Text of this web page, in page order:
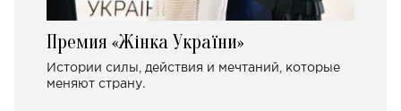
Премия «Жінка України»
Истории силы, действия и мечтаний, которые
меняют страну.